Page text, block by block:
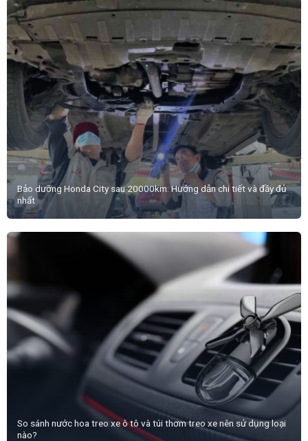
Bảo dưỡng Honda City sau 20000km: Hướng dẫn chi tiết và đầy đủ
nhất
So sánh nước hoa treo xe ô tô và túi thơm treo xe nên sử dụng loại
nào?